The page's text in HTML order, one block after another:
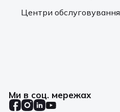
Центри обслуговування
Ми в соц. мережах